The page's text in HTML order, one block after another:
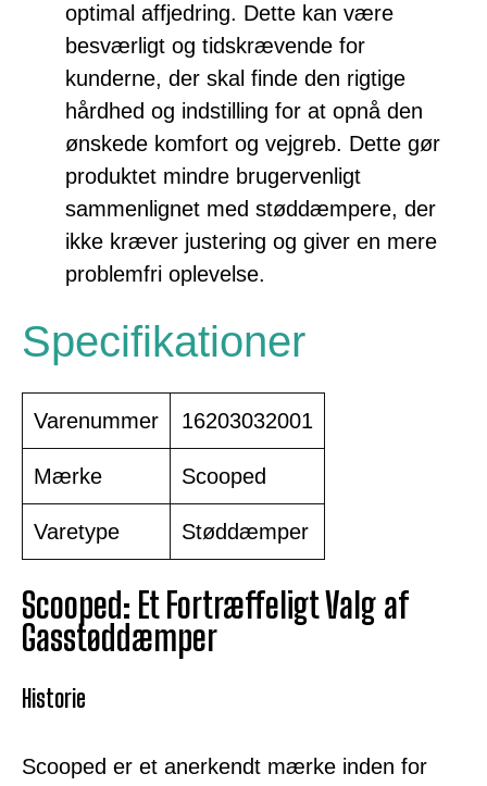
optimal affjedring. Dette kan være
besværligt og tidskrævende for
kunderne, der skal finde den rigtige
hårdhed og indstilling for at opnå den
ønskede komfort og vejgreb. Dette gør
produktet mindre brugervenligt
sammenlignet med støddæmpere, der
ikke kræver justering og giver en mere
problemfri oplevelse.
Specifikationer
Varenummer 16203032001
Mærke Scooped
Varetype Støddæmper
Scooped: Et Fortræffeligt Valg af
Gasstøddæmper
Historie
Scooped er et anerkendt mærke inden for